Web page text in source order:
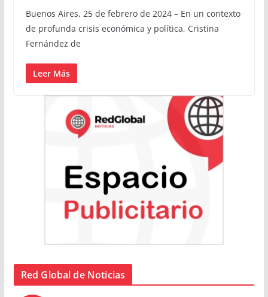
Buenos Aires, 25 de febrero de 2024 – En un contexto
de profunda crisis económica y política, Cristina
Fernández de
Leer Más
Red Global de Noticias